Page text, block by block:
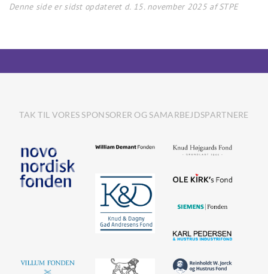
Denne side er sidst opdateret d. 15. november 2025 af STPE
TAK TIL VORES SPONSORER OG SAMARBEJDSPARTNERE